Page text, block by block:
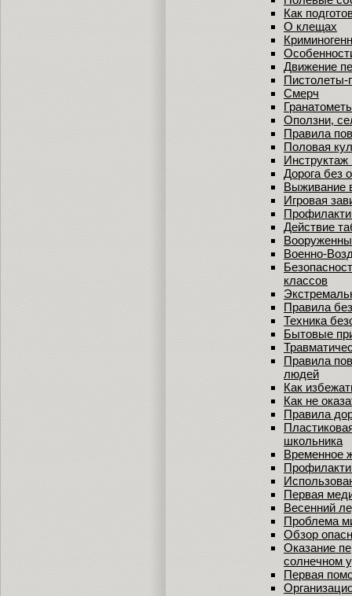
Как
О клещах
Движение
Пистолеты-
Смерч
Оползни,
Правила
Половая
Дорога без
Выживание
Игровая
Действие
Военно-
классов
Правила
Техника
Бытовые
Правила
людей
Как
Как не
Правила
школьника
Временное
Первая
Весенний
Проблема
Обзор
Оказание
солнечном
Первая